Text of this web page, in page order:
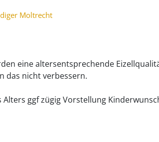
Moltrecht
eine altersentsprechende
das nicht verbessern.
Alters ggf zügig Vorstellung